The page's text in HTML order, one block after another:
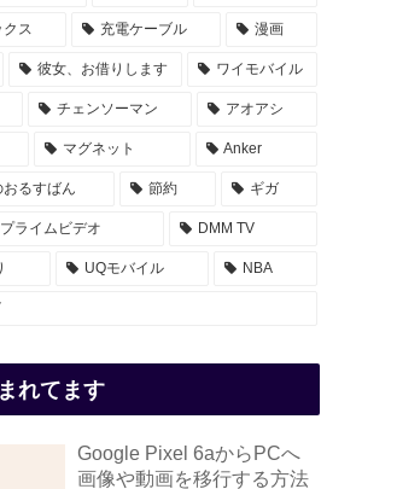
クス 充電ケーブル 漫画
彼女、お借りします ワイモバイル
チェンソーマン アオアシ
マグネット Anker
るすばん 節約 ギガ
ライムビデオ DMM TV
UQモバイル NBA
れてます
Google Pixel 6aからPCへ
画像や動画を移行する方法